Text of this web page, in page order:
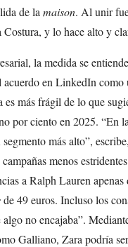
de la maison. Al unir
y lo hace alto y
la medida se
en LinkedIn como
más frágil de lo que
por ciento en 2025. “En
más alto”,
menos
a Ralph Lauren
de 49 euros. Incluso los
no encajaba”.
Galliano, Zara podría